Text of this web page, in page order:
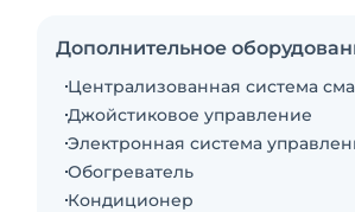
Дополнительное
Централизованная система
Джойстиковое управление
Электронная система
Обогреватель
Кондиционер